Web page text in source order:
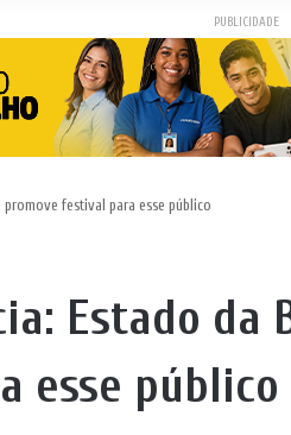
PUBLICIDADE
festival para esse público
Estado da
esse público